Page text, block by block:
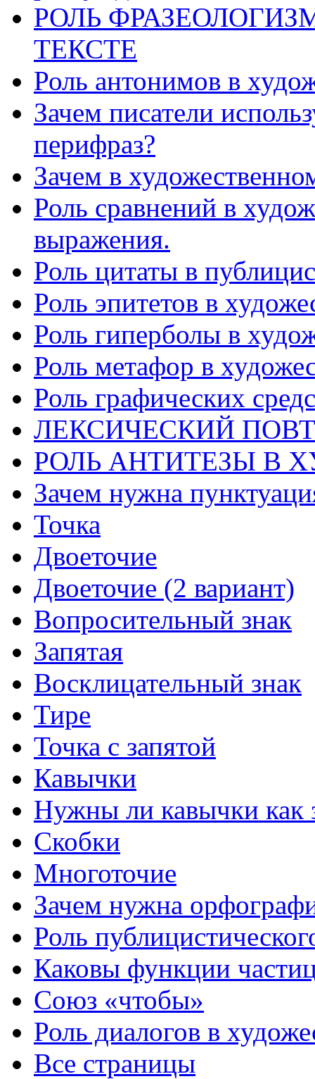
РОЛЬ
ТЕКСТЕ
Роль антонимов в
Зачем писатели
перифраз?
Зачем в
Роль сравнений в
выражения.
Роль цитаты в
Роль эпитетов в
Роль гиперболы в
Роль метафор в
Роль графических
ЛЕКСИЧЕСКИЙ
РОЛЬ АНТИТЕЗЫ В
Зачем нужна
Точка
Двоеточие
Двоеточие (2 вариант)
Вопросительный знак
Запятая
Восклицательный знак
Тире
Точка с запятой
Кавычки
Нужны ли кавычки как
Скобки
Многоточие
Зачем нужна
Роль
Каковы функции
Союз «чтобы»
Роль диалогов в
Все страницы